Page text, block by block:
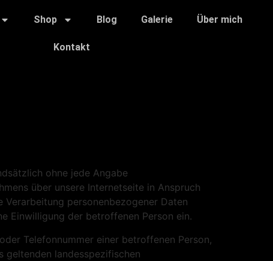
Shop Blog Galerie Über mich
Kontakt
ohne jede Angabe
über unsere Internetseite in Anspruch
personenbezogener Daten
Einwilligung der betroffenen Person ein.
Telefonnummer einer betroffenen Person,
landesspezifischen